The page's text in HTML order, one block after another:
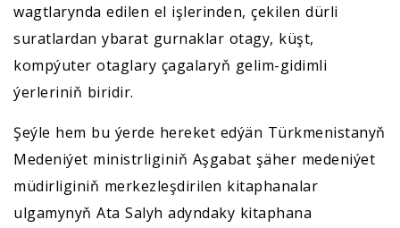
wagtlarynda edilen el işlerinden, çekilen dürli
suratlardan ybarat gurnaklar otagy, küşt,
kompýuter otaglary çagalaryň gelim-gidimli
ýerleriniň biridir.
Şeýle hem bu ýerde hereket edýän Türkmenistanyň
Medeniýet ministrliginiň Aşgabat şäher medeniýet
müdirliginiň merkezleşdirilen kitaphanalar
ulgamynyň Ata Salyh adyndaky kitaphana